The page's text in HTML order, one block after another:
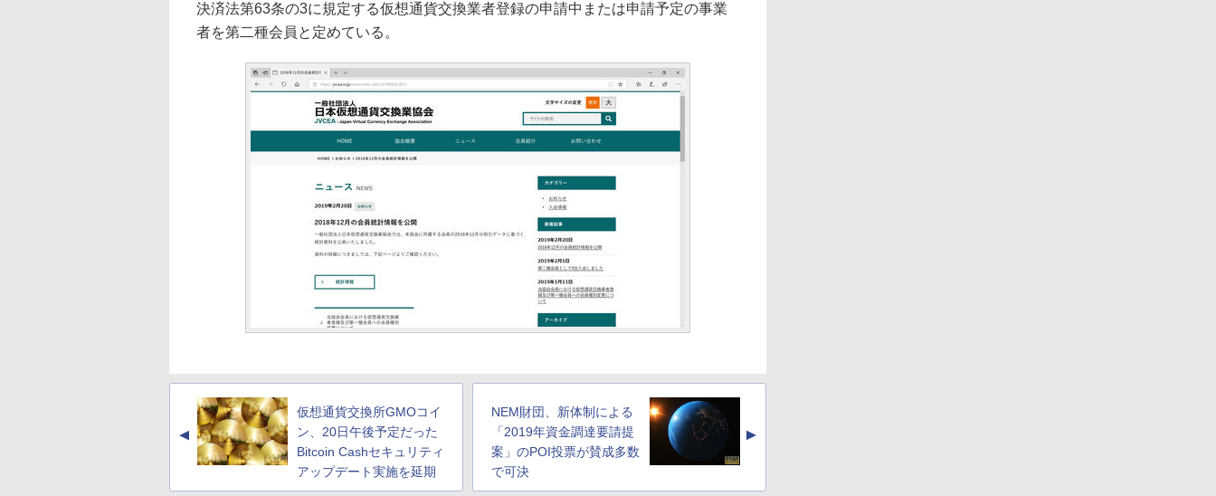
決済法第63条の3に規定する仮想通貨交換業者登録の申請中または申請予定の事業
者を第二種会員と定めている。
▲
仮想通貨交換所GMOコイ
ン、20日午後予定だった
Bitcoin Cashセキュリティ
アップデート実施を延期
NEM財団、新体制による
「2019年資金調達要請提
案」のPOI投票が賛成多数
で可決
▲